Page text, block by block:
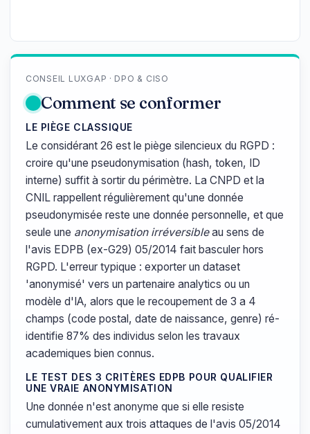
CONSEIL LUXGAP · DPO & CISO
Comment se conformer
LE PIÈGE CLASSIQUE
Le considérant 26 est le piège silencieux du RGPD :
croire qu'une pseudonymisation (hash, token, ID
interne) suffit à sortir du périmètre. La CNPD et la
CNIL rappellent régulièrement qu'une donnée
pseudonymisée reste une donnée personnelle, et que
seule une anonymisation irréversibleau sens de
l'avis EDPB (ex-G29) 05/2014 fait basculer hors
RGPD. L'erreur typique : exporter un dataset
'anonymisé' vers un partenaire analytics ou un
modèle d'IA, alors que le recoupement de 3 a 4
champs (code postal, date de naissance, genre) ré-
identifie 87% des individus selon les travaux
academiques bien connus.
LE TEST DES 3 CRITÈRES EDPB POUR QUALIFIER
UNE VRAIE ANONYMISATION
Une donnée n'est anonyme que si elle resiste
cumulativement aux trois attaques de l'avis 05/2014